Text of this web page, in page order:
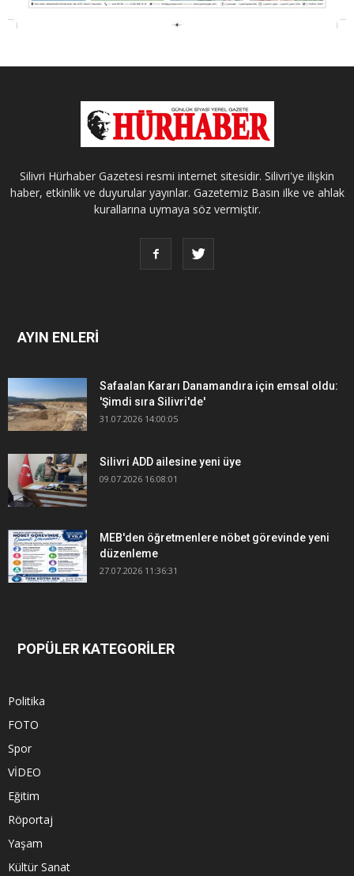
Silivri Hürhaber Gazetesi resmi internet sitesidir. Silivri'ye ilişkin
haber, etkinlik ve duyurular yayınlar. Gazetemiz Basın ilke ve ahlak
kurallarına uymaya söz vermiştir.
AYIN ENLERİ
Safaalan Kararı Danamandıra için emsal oldu:
'Şimdi sıra Silivri'de'
31.07.2026 14:00:05
Silivri ADD ailesine yeni üye
09.07.2026 16:08:01
MEB'den öğretmenlere nöbet görevinde yeni
düzenleme
27.07.2026 11:36:31
POPÜLER KATEGORİLER
Politika
FOTO
Spor
VİDEO
Eğitim
Röportaj
Yaşam
Kültür Sanat